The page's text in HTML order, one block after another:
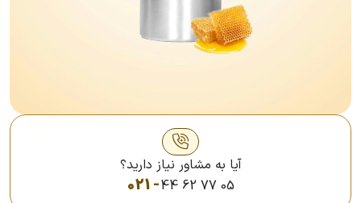
آیا به مشاور نیاز دارید؟
021 -44 62 77 05